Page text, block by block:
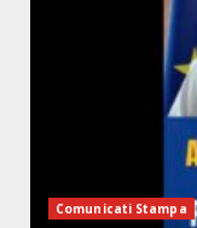
Comunicati Stampa